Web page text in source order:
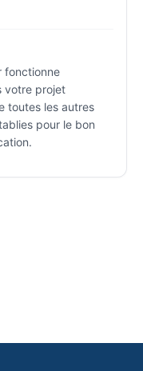
fonctionne
votre projet
toutes les autres
pour le bon